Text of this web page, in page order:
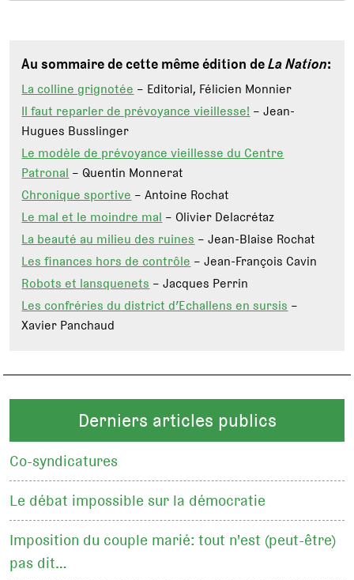
Au sommaire de cette même édition deLa Nation:
La colline grignotée – Editorial, Félicien Monnier
Il faut reparler de prévoyance vieillesse! – Jean-
Hugues Busslinger
Le modèle de prévoyance vieillesse du Centre
Patronal – Quentin Monnerat
Chronique sportive – Antoine Rochat
Le mal et le moindre mal – Olivier Delacrétaz
La beauté au milieu des ruines – Jean-Blaise Rochat
Les finances hors de contrôle – Jean-François Cavin
Robots et lansquenets – Jacques Perrin
Les confréries du district d’Echallens en sursis –
Xavier Panchaud
Derniers articles publics
Co-syndicatures
Le débat impossible sur la démocratie
Imposition du couple marié: tout n'est (peut-être)
pas dit…